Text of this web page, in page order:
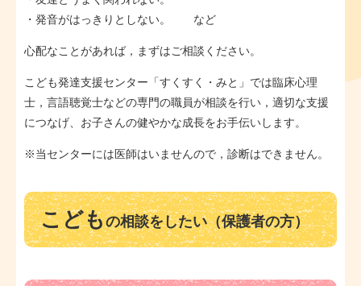
・発音がはっきりとしない。 など
心配なことがあれば，まずはご相談ください。
こども発達支援センター「すくすく・みと」では臨床心理
士，言語聴覚士などの専門の職員が相談を行い，適切な支援
につなげ、お子さんの健やかな成長をお手伝いします。
※当センターには医師はいませんので，診断はできません。
こどもの相談をしたい（保護者の方）